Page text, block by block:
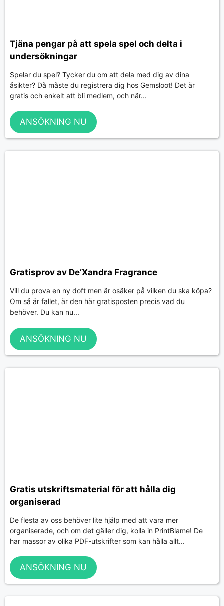
Tjäna pengar på att spela spel och delta i
undersökningar
Spelar du spel? Tycker du om att dela med dig av dina
åsikter? Då måste du registrera dig hos Gemsloot! Det är
gratis och enkelt att bli medlem, och när...
ANSÖKNING NU
Gratisprov av De’Xandra Fragrance
Vill du prova en ny doft men är osäker på vilken du ska köpa?
Om så är fallet, är den här gratisposten precis vad du
behöver. Du kan nu...
ANSÖKNING NU
Gratis utskriftsmaterial för att hålla dig
organiserad
De flesta av oss behöver lite hjälp med att vara mer
organiserade, och om det gäller dig, kolla in PrintBlame! De
har massor av olika PDF-utskrifter som kan hålla allt...
ANSÖKNING NU